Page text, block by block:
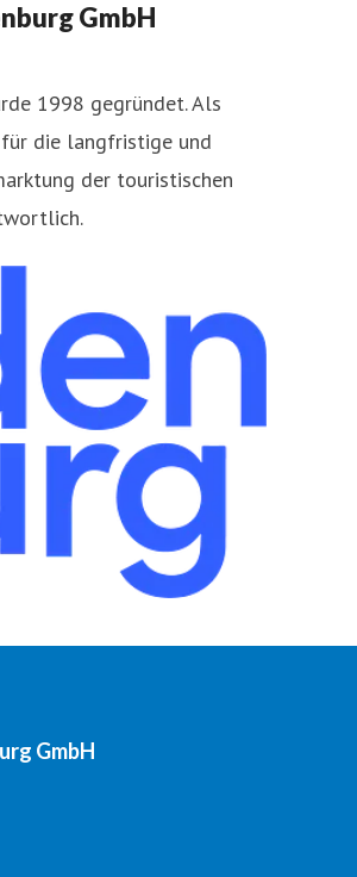
GmbH
1998 gegründet. Als
die langfristige und
der touristischen
GmbH